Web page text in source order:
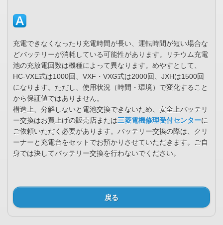
充電できなくなったり充電時間が長い、運転時間が短い場合な
どバッテリーが消耗している可能性があります。リチウム充電
池の充放電回数は機種によって異なります。めやすとして、
HC-VXE式は1000回、VXF・VXG式は2000回、JXHは1500回
になります。ただし、使用状況（時間・環境）で変化すること
から保証値ではありません。
構造上、分解しないと電池交換できないため、安全上バッテリ
ー交換はお買上げの販売店または三菱電機修理受付センターに
ご依頼いただく必要があります。バッテリー交換の際は、クリ
ーナーと充電台をセットでお預かりさせていただきます。ご自
身では決してバッテリー交換を行わないでください。
戻る